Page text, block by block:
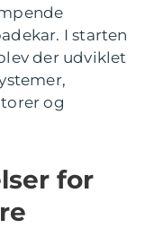
I starten
der udviklet
og
for